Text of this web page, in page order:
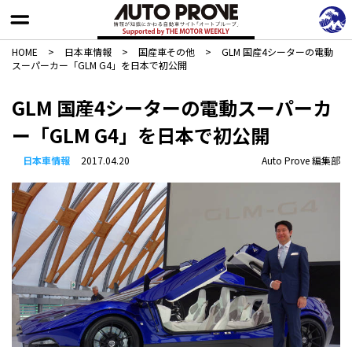
HOME > 日本車情報​ > 国産車その他 >
GLM 国産4シーターの電動
スーパーカー「GLM G4」を日本で初公開
GLM 国産4シーターの電動スーパーカ
ー「GLM G4」を日本で初公開
日本車情報​ 2017.04.20 Auto Prove 編集部